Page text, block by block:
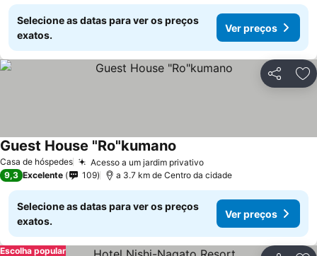
Selecione as datas para ver os preços
exatos.
Ver preços
Partilhar
Casa de hóspedes Acesso a um jardim privativo
Guest House "Ro"kumano
9,3 Excelente 109 a 3.7 km de Centro da cidade
Selecione as datas para ver os preços
exatos.
Ver preços
Escolha popular